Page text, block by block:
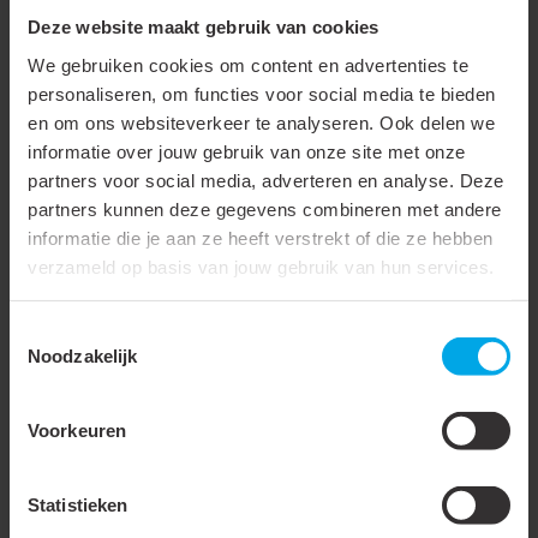
Deze website maakt gebruik van cookies
We gebruiken cookies om content en advertenties te
personaliseren, om functies voor social media te bieden
en om ons websiteverkeer te analyseren. Ook delen we
informatie over jouw gebruik van onze site met onze
partners voor social media, adverteren en analyse. Deze
partners kunnen deze gegevens combineren met andere
informatie die je aan ze heeft verstrekt of die ze hebben
verzameld op basis van jouw gebruik van hun services.
Noodzakelijk
Voorkeuren
Statistieken
kennispartner. “We worden al in de ontwerpfase betrokken bij
projecten,” vertelt Kale. “Installateurs willen zekerheid over
technische haalbaarheid en onderhoud. Dat meedenken wordt
gewaardeerd.”
Onderhoud en bewustwording
Kale merkt dat bewoners bewuster omgaan met ventilatie en
schoonmaken is geen overbodige luxe. Mensen zien nu dat
Naast ventilatie levert Panflex ook oplossingen voor